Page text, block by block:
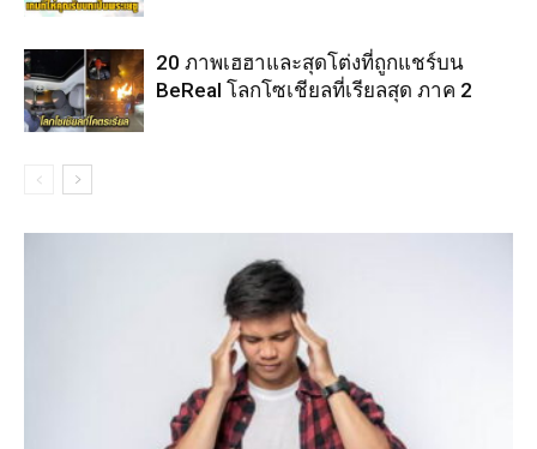
20 ภาพเฮฮาและสุดโต่งที่ถูกแชร์บน
BeReal โลกโซเชียลที่เรียลสุด ภาค 2